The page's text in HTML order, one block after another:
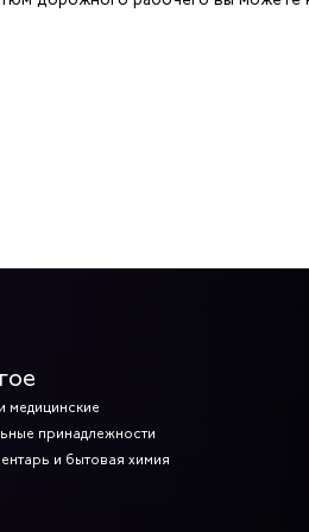
на 2 года
медицинские
принадлежности
и бытовая химия